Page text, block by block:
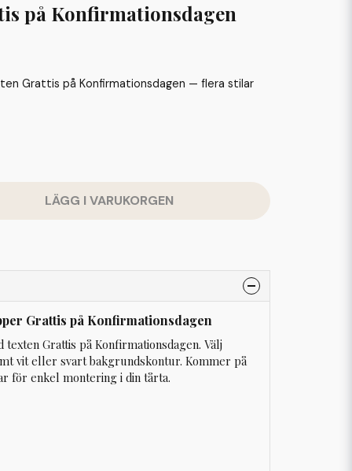
på Konfirmationsdagen
Grattis på Konfirmationsdagen — flera stilar
LÄGG I VARUKORGEN
Grattis på Konfirmationsdagen
Grattis på Konfirmationsdagen. Välj
vit eller svart bakgrundskontur. Kommer på
för enkel montering i din tårta.